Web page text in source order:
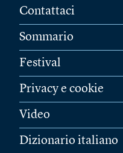
Contattaci
Sommario
Festival
Privacy e cookie
Video
Dizionario italiano